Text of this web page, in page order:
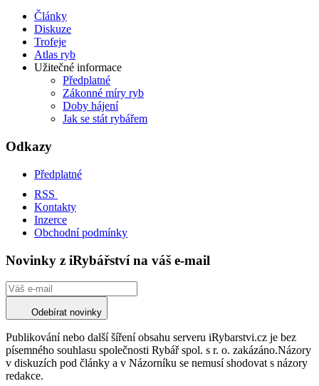
Články
Diskuze
Trofeje
Atlas ryb
Užitečné informace
Předplatné
Zákonné míry ryb
Doby hájení
Jak se stát rybářem
Odkazy
Předplatné
RSS
Kontakty
Inzerce
Obchodní podmínky
Novinky z iRybářství na váš e-mail
Odebírat novinky
Publikování nebo další šíření obsahu serveru iRybarstvi.cz je bez
písemného souhlasu společnosti Rybář spol. s r. o. zakázáno.Názory
v diskuzích pod články a v Názorníku se nemusí shodovat s názory
redakce.